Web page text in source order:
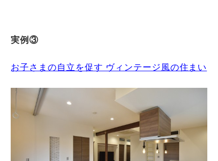
実例③
お子さまの自立を促す ヴィンテージ風の住まい